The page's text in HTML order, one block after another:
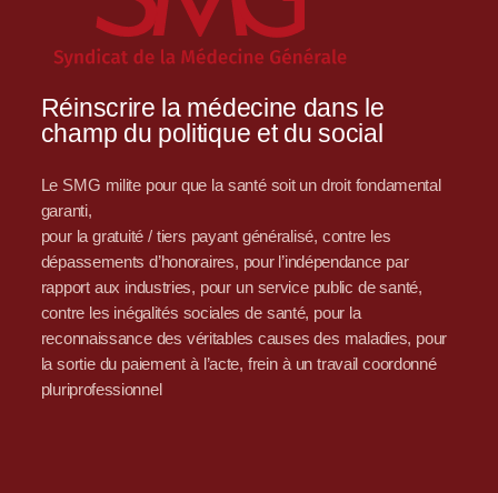
Réinscrire la médecine dans le
champ du politique et du social
Le SMG milite pour que la santé soit un droit fondamental
garanti,
pour la gratuité / tiers payant généralisé, contre les
dépassements d’honoraires, pour l’indépendance par
rapport aux industries, pour un service public de santé,
contre les inégalités sociales de santé, pour la
reconnaissance des véritables causes des maladies, pour
la sortie du paiement à l’acte, frein à un travail coordonné
pluriprofessionnel